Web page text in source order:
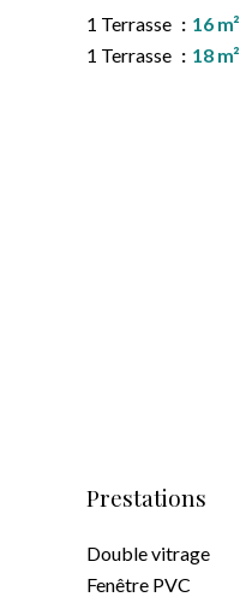
1 Terrasse
16 m²
1 Terrasse
18 m²
Prestations
Double vitrage
Fenêtre PVC